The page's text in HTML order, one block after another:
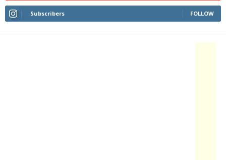
Subscribers FOLLOW